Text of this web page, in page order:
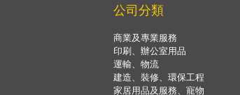
公司分類
商業及專業服務
印刷、辦公室用品
運輸、物流
建造、裝修、環保工程
家居用品及服務、寵物